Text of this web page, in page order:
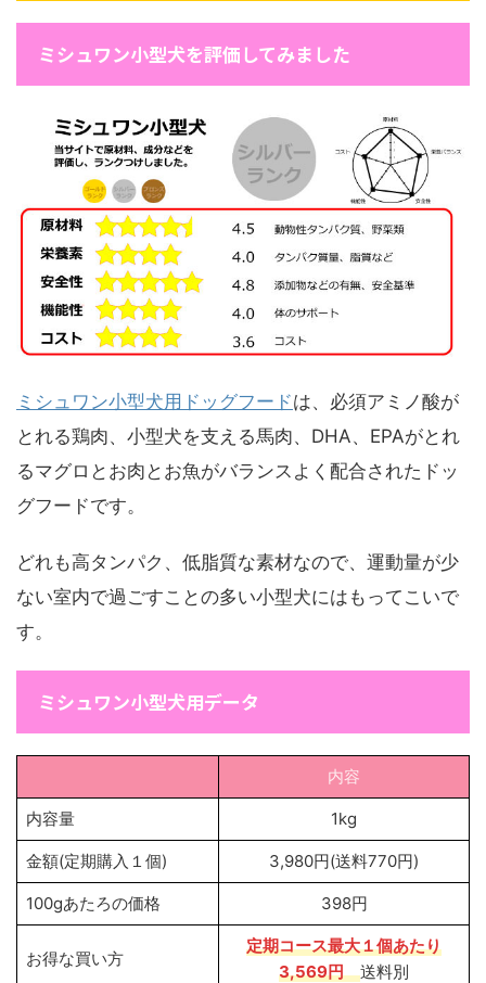
ミシュワン小型犬を評価してみました
ミシュワン小型犬用ドッグフードは、必須アミノ酸が
とれる鶏肉、小型犬を支える馬肉、DHA、EPAがとれ
るマグロとお肉とお魚がバランスよく配合されたドッ
グフードです。
どれも高タンパク、低脂質な素材なので、運動量が少
ない室内で過ごすことの多い小型犬にはもってこいで
す。
ミシュワン小型犬用データ
内容
内容量 1kg
金額(定期購入１個) 3,980円(送料770円)
100gあたろの価格 398円
お得な買い方
定期コース最大１個あたり
3,569円送料別